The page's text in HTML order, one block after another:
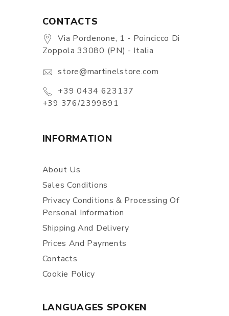
CONTACTS
Via Pordenone, 1 - Poincicco Di
Zoppola 33080 (PN) - Italia
store@martinelstore.com
+39 0434 623137
+39 376/2399891
INFORMATION
About Us
Sales Conditions
Privacy Conditions & Processing Of
Personal Information
Shipping And Delivery
Prices And Payments
Contacts
Cookie Policy
LANGUAGES SPOKEN